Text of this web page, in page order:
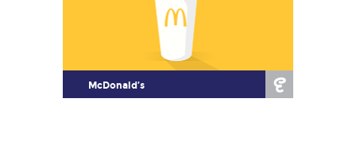
McDonald’s